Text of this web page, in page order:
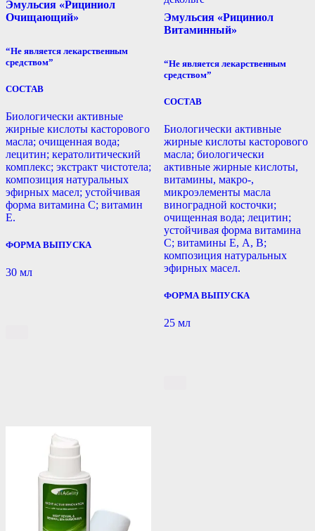
Эмульсия «Рициниол
Очищающий»
“Не является лекарственным
средством”
СОСТАВ
Биологически активные
жирные кислоты касторового
масла; очищенная вода;
лецитин; кератолитический
комплекс; экстракт чистотела;
композиция натуральных
эфирных масел; устойчивая
форма витамина С; витамин
Е.
ФОРМА ВЫПУСКА
30 мл
Эмульсия «Рициниол
Витаминный»
“Не является лекарственным
средством”
СОСТАВ
Биологически активные
жирные кислоты касторового
масла; биологически
активные жирные кислоты,
витамины, макро-,
микроэлементы масла
виноградной косточки;
очищенная вода; лецитин;
устойчивая форма витамина
С; витамины Е, А, В;
композиция натуральных
эфирных масел.
ФОРМА ВЫПУСКА
25 мл